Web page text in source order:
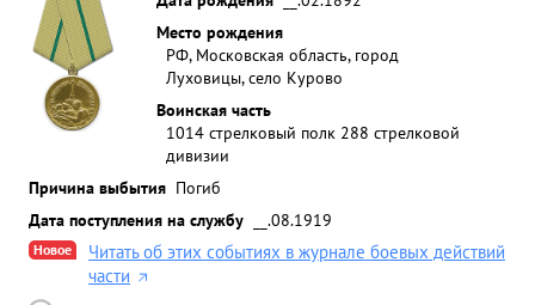
Место рождения
РФ, Московская область, город
Луховицы, село Курово
Воинская часть
1014 стрелковый полк 288 стрелковой
дивизии
Причина выбытия Погиб
Дата поступления на службу
__.08.1919
Новое
Читать об этих событиях в журнале боевых действий
части